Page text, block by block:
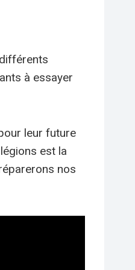
à essayer
leur future
est la
nos